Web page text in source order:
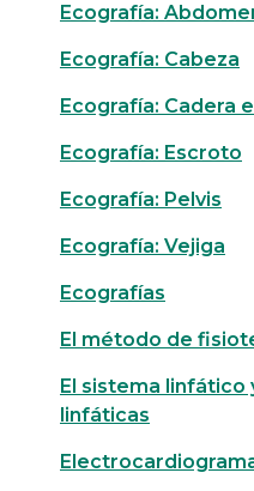
Ecografía:
Ecografía: Cabeza
Ecografía: Cadera
Ecografía: Escroto
Ecografía: Pelvis
Ecografía: Vejiga
Ecografías
El método de
El sistema linfático
linfáticas
Electrocardiograma